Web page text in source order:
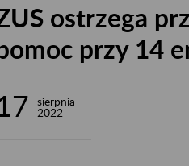
ostrzega
przy 14
sierpnia
2022